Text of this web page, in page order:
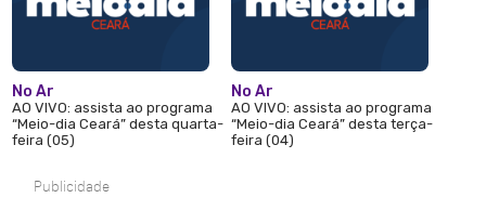
No Ar
AO VIVO: assista ao programa
“Meio-dia Ceará” desta quarta-
feira (05)
No Ar
AO VIVO: assista ao programa
“Meio-dia Ceará” desta terça-
feira (04)
Publicidade